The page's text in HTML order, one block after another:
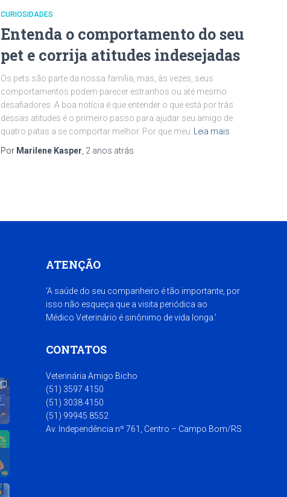
CURIOSIDADES
Entenda o comportamento do seu
pet e corrija atitudes indesejadas
Os pets são parte da nossa família, mas, às vezes, seus
comportamentos podem parecer estranhos ou até mesmo
desafiadores. A boa notícia é que entender o que está por trás
dessas atitudes é o primeiro passo para ajudar seu amigo de
quatro patas a se comportar melhor. Por que meu
Leia mais
Por Marilene Kasper 2 anos atrás
ATENÇÃO
‘A saúde do seu companheiro é tão importante, por
isso não esqueça que a visita periódica ao
Médico Veterinário é sinônimo de vida longa.’
CONTATOS
Veterinária Amigo Bicho
(51) 3597 4150
(51) 3038 4150
(51) 99945 8552
Av. Independência nº 761, Centro – Campo Bom/RS